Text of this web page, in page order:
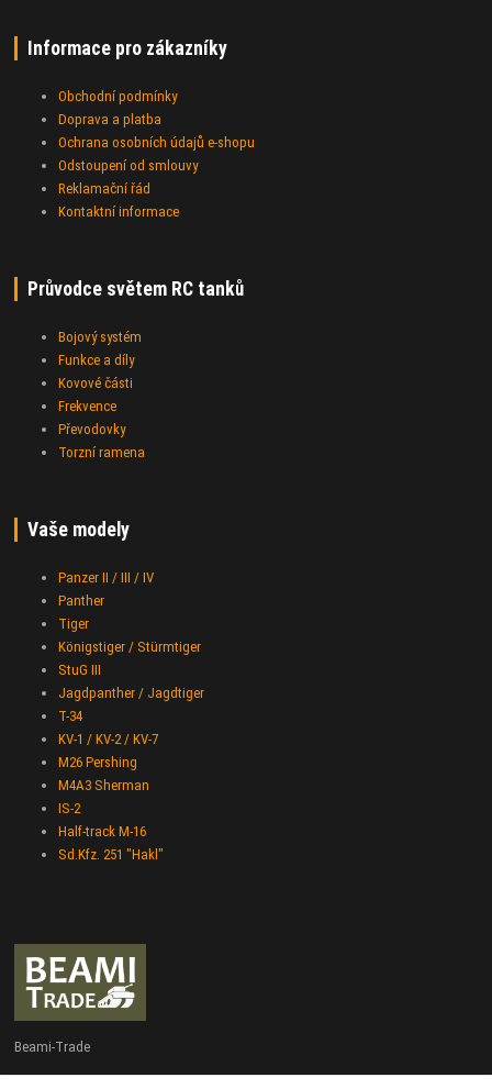
Informace pro zákazníky
Obchodní podmínky
Doprava a platba
Ochrana osobních údajů e-shopu
Odstoupení od smlouvy
Reklamační řád
Kontaktní informace
Průvodce světem RC tanků
Bojový systém
Funkce a díly
Kovové části
Frekvence
Převodovky
Torzní ramena
Vaše modely
Panzer II / III / IV
Panther
Tiger
Königstiger / Stürmtiger
StuG III
Jagdpanther / Jagdtiger
T-34
KV-1 / KV-2 / KV-7
M26 Pershing
M4A3 Sherman
IS-2
Half-track M-16
Sd.Kfz. 251 "Hakl"
Beami-Trade